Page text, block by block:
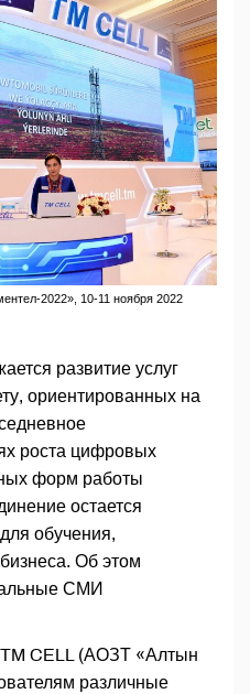
2022», 10-11 ноября 2022
развитие услуг
ориентированных на
роста цифровых
форм работы
остается
обучения,
Об этом
СМИ
CELL (АОЗТ «Алтын
различные